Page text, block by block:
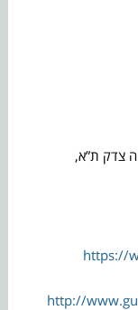
גוטמן לאמנות, שמעון רוקח 21 נווה צדק ת”א,
https://
http://